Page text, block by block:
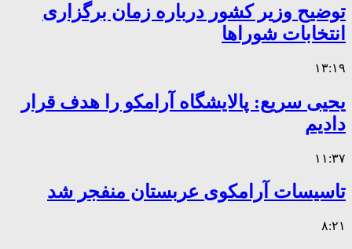
توضیح وزیر کشور درباره زمان برگزاری
انتخابات شوراها
۱۳:۱۹
یحیی سریع: پالایشگاه آرامکو را هدف قرار
دادیم
۱۱:۳۷
تاسیسات آرامکوی عربستان منفجر شد
۸:۲۱